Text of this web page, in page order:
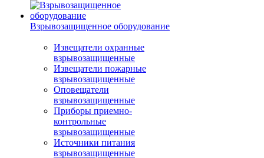
Взрывозащищенное оборудование
Извещатели охранные
взрывозащищенные
Извещатели пожарные
взрывозащищенные
Оповещатели
взрывозащищенные
Приборы приемно-
контрольные
взрывозащищенные
Источники питания
взрывозащищенные